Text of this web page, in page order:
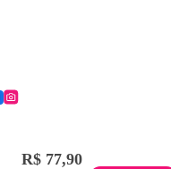
R$ 77,90